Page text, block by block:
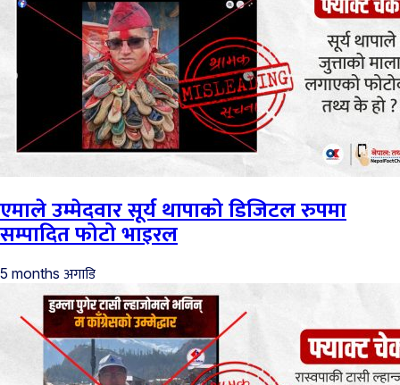
एमाले उम्मेदवार सूर्य थापाको डिजिटल रुपमा
सम्पादित फोटो भाइरल
5 months अगाडि